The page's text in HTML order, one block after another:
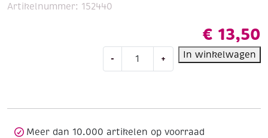
€ 13,50
-
ml,
+ In winkelwagen
Artikelnummer: 152440
Meer dan 10.000 artikelen op voorraad